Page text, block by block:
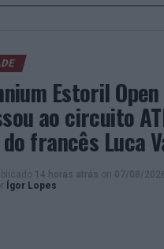
ABADE DE NEIVA
DE BARCELOS
ROMÉNIA TUNÍSIA
o Vitinho com o seu
Estoril
ao circuito
francês Luca
14 horas atrás on 07/08/
Ígor Lopes